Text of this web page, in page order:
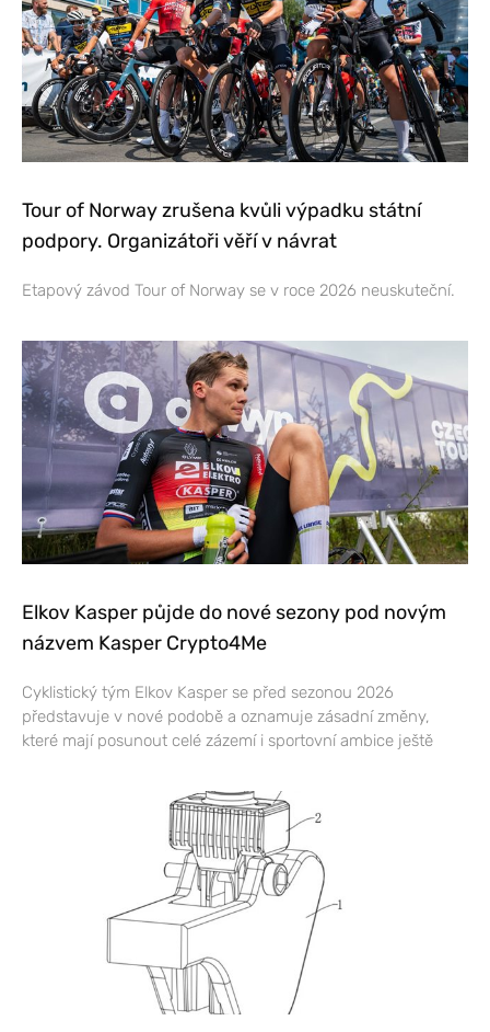
Tour of Norway zrušena kvůli výpadku státní
podpory. Organizátoři věří v návrat
Etapový závod Tour of Norway se v roce 2026 neuskuteční.
Elkov Kasper půjde do nové sezony pod novým
názvem Kasper Crypto4Me
Cyklistický tým Elkov Kasper se před sezonou 2026
představuje v nové podobě a oznamuje zásadní změny,
které mají posunout celé zázemí i sportovní ambice ještě